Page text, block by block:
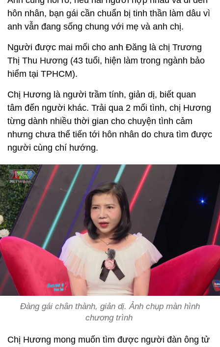
hôn nhân, bạn gái cần chuẩn bị tinh thần làm dâu vì
anh vẫn đang sống chung với mẹ và anh chị.
Người được mai mối cho anh Đăng là chị Trương
Thị Thu Hương (43 tuổi, hiện làm trong ngành bảo
hiểm tại TPHCM).
Chị Hương là người trầm tính, giản dị, biết quan
tâm đến người khác. Trải qua 2 mối tình, chị Hương
từng dành nhiều thời gian cho chuyện tình cảm
nhưng chưa thể tiến tới hôn nhân do chưa tìm được
người cùng chí hướng.
Đàng gái chân thành, giản dị. Ảnh chụp màn hình
chương trình
Chị Hương mong muốn tìm được người đàn ông tử